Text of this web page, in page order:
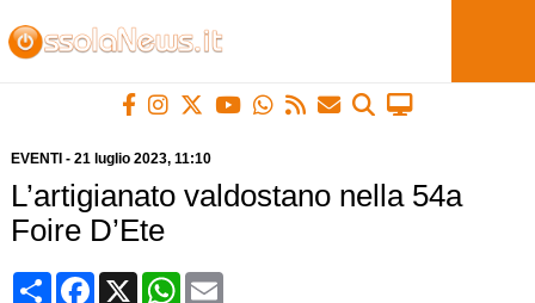
EVENTI - 21 luglio 2023, 11:10
L’artigianato valdostano nella 54a
Foire D’Ete
CondividiFacebook
X WhatsApp
Email